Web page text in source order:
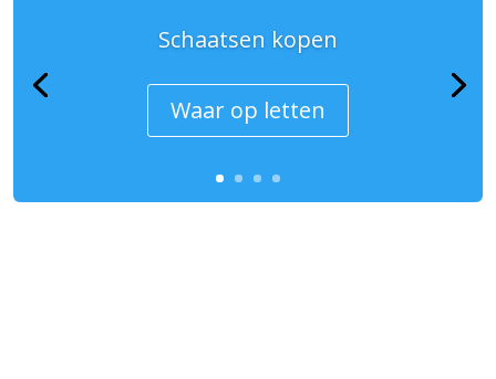
Schaatsen kopen
Waar op letten